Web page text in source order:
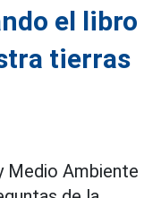
el libro
tierras
Medio Ambiente